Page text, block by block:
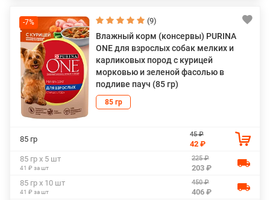
-7% (9)
Влажный корм (консервы) PURINA
ONE для взрослых собак мелких и
карликовых пород с курицей
морковью и зеленой фасолью в
подливе пауч (85 гр)
85 гр
85 гр
45 ₽
42 ₽
85 гр х 5 шт
41 ₽ за шт
225 ₽
203 ₽
85 гр х 10 шт
41 ₽ за шт
450 ₽
406 ₽